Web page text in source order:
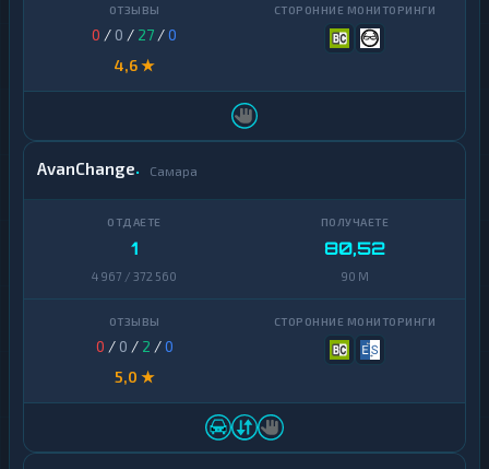
0 / 0 / 27 /0
4,6 ★
AvanChange Самара
1
4 967 / 372 560
80,52
90 M
0 / 0 / 2 /0
5,0 ★